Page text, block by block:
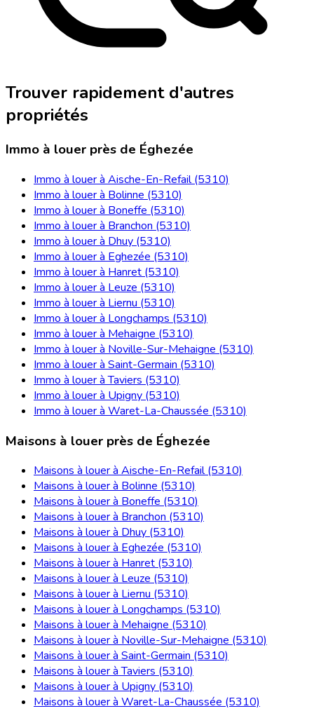
Trouver rapidement d'autres
propriétés
Immo à louer près de Éghezée
Immo à louer à Aische-En-Refail (5310)
Immo à louer à Bolinne (5310)
Immo à louer à Boneffe (5310)
Immo à louer à Branchon (5310)
Immo à louer à Dhuy (5310)
Immo à louer à Eghezée (5310)
Immo à louer à Hanret (5310)
Immo à louer à Leuze (5310)
Immo à louer à Liernu (5310)
Immo à louer à Longchamps (5310)
Immo à louer à Mehaigne (5310)
Immo à louer à Noville-Sur-Mehaigne (5310)
Immo à louer à Saint-Germain (5310)
Immo à louer à Taviers (5310)
Immo à louer à Upigny (5310)
Immo à louer à Waret-La-Chaussée (5310)
Maisons à louer près de Éghezée
Maisons à louer à Aische-En-Refail (5310)
Maisons à louer à Bolinne (5310)
Maisons à louer à Boneffe (5310)
Maisons à louer à Branchon (5310)
Maisons à louer à Dhuy (5310)
Maisons à louer à Eghezée (5310)
Maisons à louer à Hanret (5310)
Maisons à louer à Leuze (5310)
Maisons à louer à Liernu (5310)
Maisons à louer à Longchamps (5310)
Maisons à louer à Mehaigne (5310)
Maisons à louer à Noville-Sur-Mehaigne (5310)
Maisons à louer à Saint-Germain (5310)
Maisons à louer à Taviers (5310)
Maisons à louer à Upigny (5310)
Maisons à louer à Waret-La-Chaussée (5310)